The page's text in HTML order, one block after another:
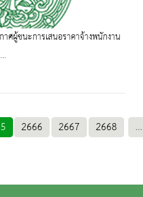
ศผู้ชนะการเสนอราคาจ้างพนักงาน
2666 2667 2668 ...